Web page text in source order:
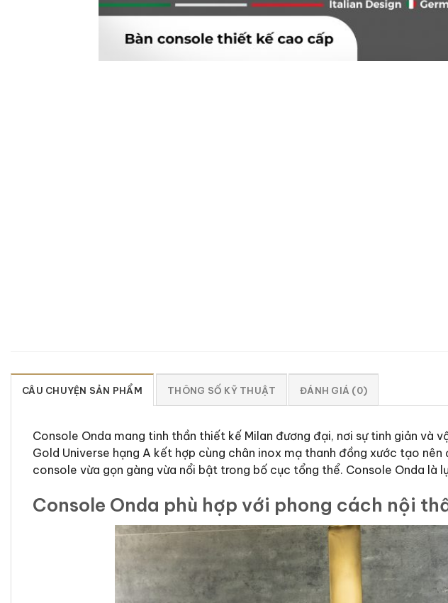
CÂU CHUYỆN SẢN PHẨM ĐÁNH GIÁ (0)
THÔNG SỐ KỸ THUẬT
Console Onda mang tinh thần thiết kế Milan đương đại, nơi sự tinh giản
Gold Universe hạng A kết hợp cùng chân inox mạ thanh đồng xước tạo
console vừa gọn gàng vừa nổi bật trong bố cục tổng thể. Console Onda là
Console Onda phù hợp với phong cách nội